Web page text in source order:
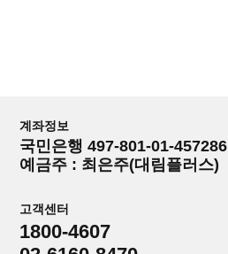
계좌정보
국민은행 497-801-01-457286
예금주 : 최은주(대림플러스)
고객센터
1800-4607